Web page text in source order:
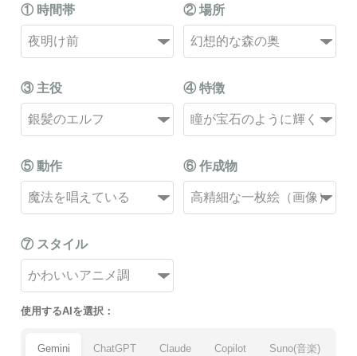
① 時間帯 ② 場所
③ 主役 ④ 特徴
⑤ 動作 ⑥ 作成物
⑦ スタイル
使用するAIを選択：
Gemini ChatGPT Claude Copilot Suno(音楽)